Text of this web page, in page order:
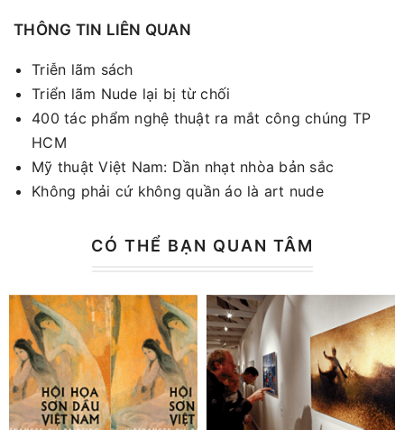
THÔNG TIN LIÊN QUAN
Triễn lãm sách
Triển lãm Nude lại bị từ chối
400 tác phẩm nghệ thuật ra mắt công chúng TP
HCM
Mỹ thuật Việt Nam: Dần nhạt nhòa bản sắc
Không phải cứ không quần áo là art nude
CÓ THỂ BẠN QUAN TÂM